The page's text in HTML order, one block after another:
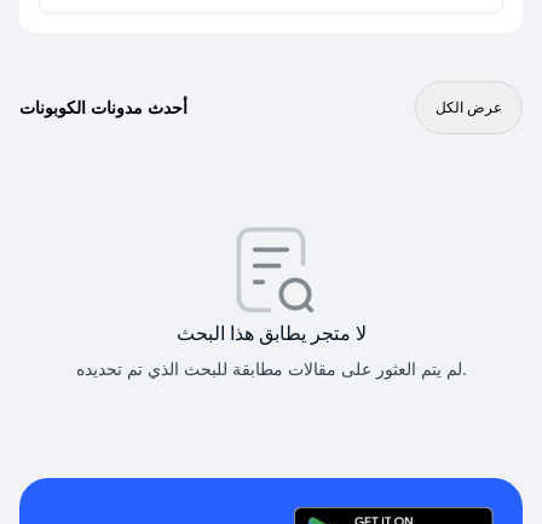
أحدث مدونات الكوبونات عرض الكل
لا متجر يطابق هذا البحث
لم يتم العثور على مقالات مطابقة للبحث الذي تم تحديده.